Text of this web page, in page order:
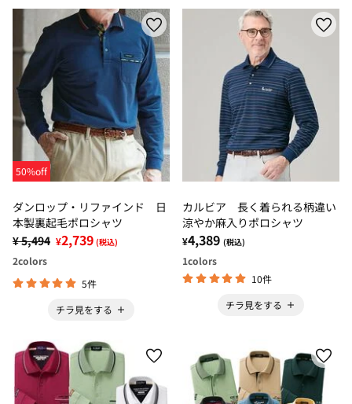
50%off
ダンロップ・リファインド 日
本製裏起毛ポロシャツ
¥ 5,494 ¥2,739 (税込)
2colors
5件
チラ見をする
カルビア 長く着られる柄違い
涼やか麻入りポロシャツ
¥4,389 (税込)
1colors
10件
チラ見をする